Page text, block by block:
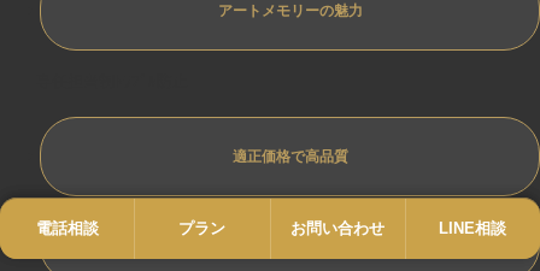
アートメモリーの魅力
適正価格で高品質
低価格で本格花祭壇
電話 プラン お問い合わせ LINE
電話相談 プラン お問い合わせ LINE相談